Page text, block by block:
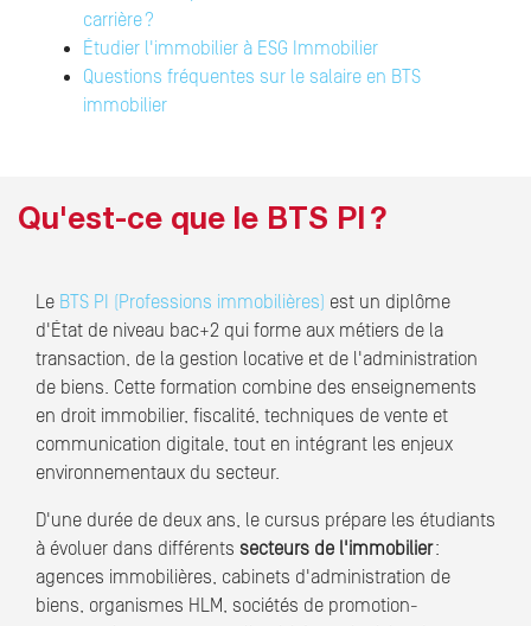
carrière ?
Étudier l'immobilier à ESG Immobilier
Questions fréquentes sur le salaire en BTS
immobilier
Qu'est-ce que le BTS PI ?
Le BTS PI (Professions immobilières) est un diplôme
d'État de niveau bac+2 qui forme aux métiers de la
transaction, de la gestion locative et de l'administration
de biens. Cette formation combine des enseignements
en droit immobilier, fiscalité, techniques de vente et
communication digitale, tout en intégrant les enjeux
environnementaux du secteur.
D'une durée de deux ans, le cursus prépare les étudiants
à évoluer dans différents secteurs de l'immobilier:
agences immobilières, cabinets d'administration de
biens, organismes HLM, sociétés de promotion-